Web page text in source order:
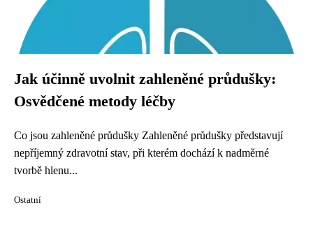
Jak účinně uvolnit zahleněné průdušky:
Osvědčené metody léčby
Co jsou zahleněné průdušky Zahleněné průdušky představují
nepříjemný zdravotní stav, při kterém dochází k nadměrné
tvorbě hlenu...
Ostatní